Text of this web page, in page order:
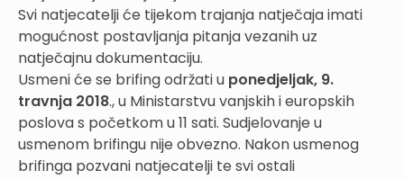
Svi natjecatelji će tijekom trajanja natječaja imati
mogućnost postavljanja pitanja vezanih uz
natječajnu dokumentaciju.
Usmeni će se brifing održati u ponedjeljak, 9.
travnja 2018., u Ministarstvu vanjskih i europskih
poslova s početkom u 11 sati. Sudjelovanje u
usmenom brifingu nije obvezno. Nakon usmenog
brifinga pozvani natjecatelji te svi ostali